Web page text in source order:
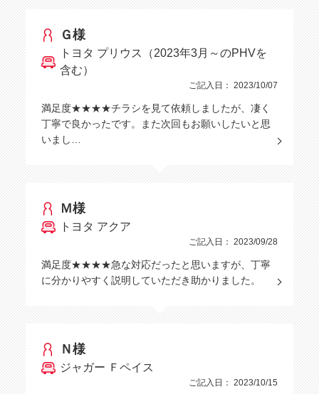
Ｇ様
トヨタ プリウス（2023年3月～のPHVを
含む）
ご記入日： 2023/10/07
満足度★★★★チラシを見て依頼しましたが、凄く
丁寧で良かったです。また次回もお願いしたいと思
いまし…
Ｍ様
トヨタ アクア
ご記入日： 2023/09/28
満足度★★★★急な対応だったと思いますが、丁寧
に分かりやすく説明していただき助かりました。
Ｎ様
ジャガー Ｆペイス
ご記入日： 2023/10/15